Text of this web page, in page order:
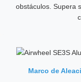
obstáculos. Supera
Marco de